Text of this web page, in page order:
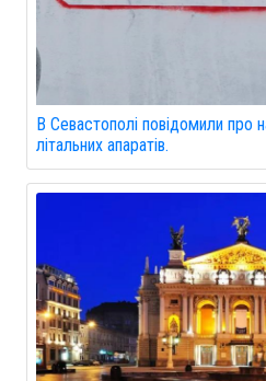
В Севастополі повідомили про
літальних апаратів.